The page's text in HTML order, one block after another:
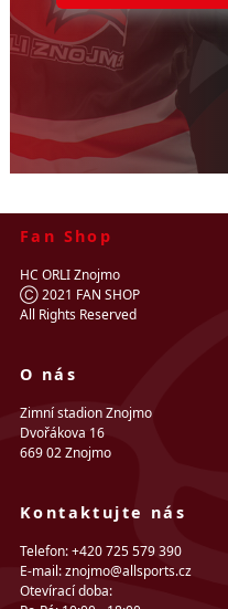
Fan Shop
HC ORLI Znojmo
Ⓒ 2021 FAN SHOP
All Rights Reserved
O nás
Zimní stadion Znojmo
Dvořákova 16
669 02 Znojmo
Kontaktujte nás
Telefon: +420 725 579 390
E-mail: znojmo@allsports.cz
Otevírací doba: